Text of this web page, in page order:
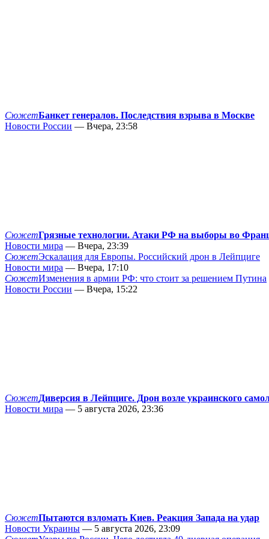
СюжетБанкет генералов. Последствия взрыва в Москве
Новости России — Вчера, 23:58
СюжетГрязные технологии. Атаки РФ на выборы во
Новости мира — Вчера, 23:39
СюжетЭскалация для Европы. Российский дрон в Лейпциге
Новости мира — Вчера, 17:10
СюжетИзменения в армии РФ: что стоит за решением Путина
Новости России — Вчера, 15:22
СюжетДиверсия в Лейпциге. Дрон возле украинского
Новости мира — 5 августа 2026, 23:36
СюжетПытаются взломать Киев. Реакция Запада на удар
Новости Украины — 5 августа 2026, 23:09